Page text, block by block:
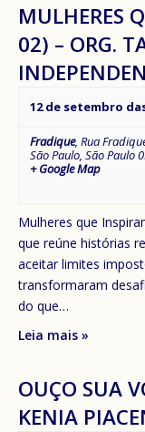
MULHERES
02) – ORG.
12 de setembro
Fradique, Rua
São Paulo, São Paulo
+ Google Map
Mulheres que
que reúne histórias
aceitar limites
transformaram
do que…
Leia mais »
OUÇO SUA
KENIA